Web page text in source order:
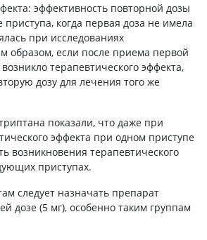
эффективность повторной дозы
приступа, когда первая доза не имела
при исследованиях
образом, если после приема первой
терапевтического эффекта,
дозу для лечения того же
показали, что даже при
эффекта при одном приступе
возникновения терапевтического
приступах.
следует назначать препарат
дозе (5 мг), особенно таким группам